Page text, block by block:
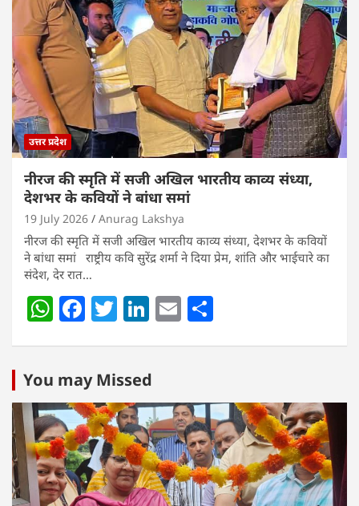
A
p
p
b
o
o
k
dI
n
उत्तर प्रदेश
नीरज की स्मृति में सजी अखिल भारतीय काव्य संध्या,
देशभर के कवियों ने बांधा समां
19 July 2026 Anurag Lakshya
नीरज की स्मृति में सजी अखिल भारतीय काव्य संध्या, देशभर के कवियों
ने बांधा समां राष्ट्रीय कवि सुरेंद्र शर्मा ने दिया प्रेम, शांति और भाईचारे का
संदेश, देर रात…
W
s
A
p
p
F
e
b
o
o
k
T
er
Li
e
dI
n
E
You may Missed